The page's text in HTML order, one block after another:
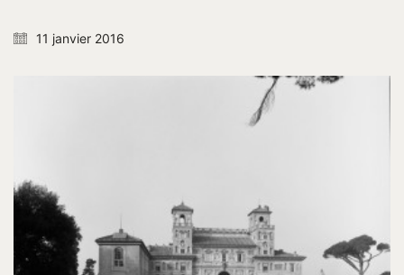
11 janvier 2016